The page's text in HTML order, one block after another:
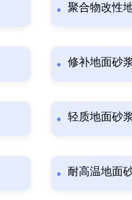
聚合物改性
修补地面砂浆
轻质地面砂浆
耐高温地面